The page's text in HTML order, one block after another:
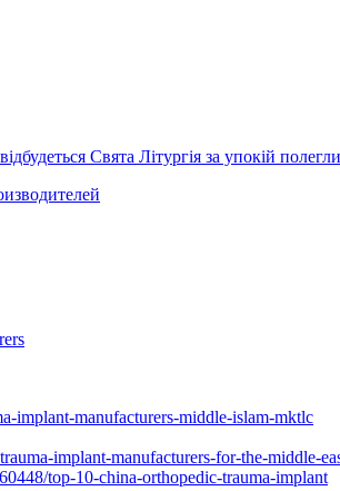
Свята Літургія за упокій
implant-manufacturers-middle-islam-mktlc
implant-manufacturers-for-the-middle-
top-10-china-orthopedic-trauma-implant